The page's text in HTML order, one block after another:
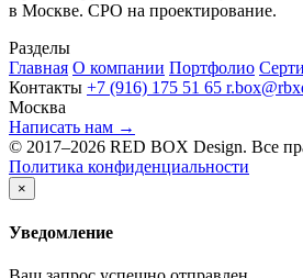
в Москве. СРО на проектирование.
Разделы
Главная О компании Портфолио
Контакты +7 (916) 175 51 65
Москва
Написать нам →
© 2017–2026 RED BOX Design. Все
Политика конфиденциальности
×
Уведомление